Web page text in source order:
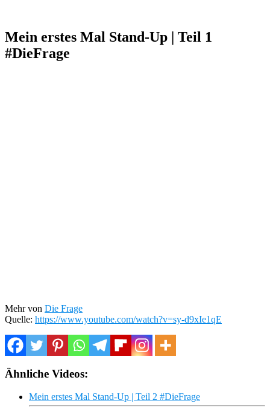
Mein erstes Mal Stand-Up | Teil 1
#DieFrage
Mehr von Die Frage
Quelle: https://www.youtube.com/watch?v=sy-d9xIe1qE
Ähnliche Videos:
Mein erstes Mal Stand-Up | Teil 2 #DieFrage